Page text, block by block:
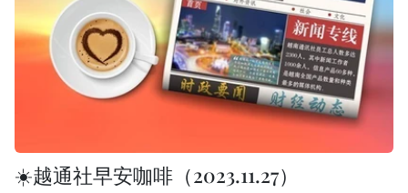
☀️越通社早安咖啡（2023.11.27）